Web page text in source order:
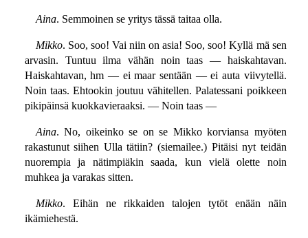
Aina. Semmoinen se yritys tässä taitaa olla.
Mikko. Soo, soo! Vai niin on asia! Soo, soo! Kyllä mä sen
arvasin. Tuntuu ilma vähän noin taas — haiskahtavan.
Haiskahtavan, hm — ei maar sentään — ei auta viivytellä.
Noin taas. Ehtookin joutuu vähitellen. Palatessani poikkeen
pikipäinsä kuokkavieraaksi. — Noin taas —
Aina. No, oikeinko se on se Mikko korviansa myöten
rakastunut siihen Ulla tätiin? (siemailee.) Pitäisi nyt teidän
nuorempia ja nätimpiäkin saada, kun vielä olette noin
muhkea ja varakas sitten.
Mikko. Eihän ne rikkaiden talojen tytöt enään näin
ikämiehestä.